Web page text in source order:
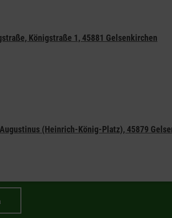
Königstraße 1, 45881 Gelsenkirchen
(Heinrich-König-Platz), 45879